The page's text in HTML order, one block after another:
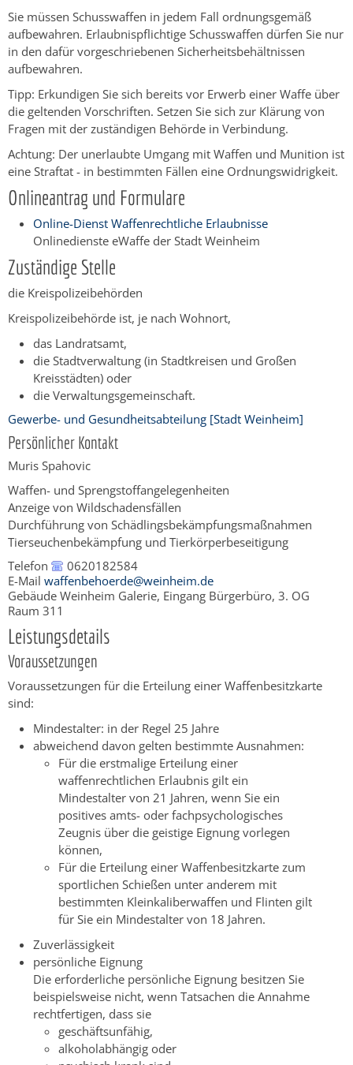
Sie müssen Schusswaffen in jedem Fall ordnungsgemäß
aufbewahren. Erlaubnispflichtige Schusswaffen dürfen Sie nur
in den dafür vorgeschriebenen Sicherheitsbehältnissen
aufbewahren.
Tipp: Erkundigen Sie sich bereits vor Erwerb einer Waffe über
die geltenden Vorschriften. Setzen Sie sich zur Klärung von
Fragen mit der zuständigen Behörde in Verbindung.
Achtung: Der unerlaubte Umgang mit Waffen und Munition ist
eine Straftat - in bestimmten Fällen eine Ordnungswidrigkeit.
Onlineantrag und Formulare
Online-Dienst Waffenrechtliche Erlaubnisse
Onlinedienste eWaffe der Stadt Weinheim
Zuständige Stelle
die Kreispolizeibehörden
Kreispolizeibehörde ist, je nach Wohnort,
das Landratsamt,
die Stadtverwaltung (in Stadtkreisen und Großen
Kreisstädten) oder
die Verwaltungsgemeinschaft.
Gewerbe- und Gesundheitsabteilung [Stadt Weinheim]
Persönlicher Kontakt
Muris Spahovic
Waffen- und Sprengstoffangelegenheiten
Anzeige von Wildschadensfällen
Durchführung von Schädlingsbekämpfungsmaßnahmen
Tierseuchenbekämpfung und Tierkörperbeseitigung
Telefon
0620182584
E-Mail waffenbehoerde@weinheim.de
Gebäude Weinheim Galerie, Eingang Bürgerbüro, 3. OG
Raum 311
Leistungsdetails
Voraussetzungen
Voraussetzungen für die Erteilung einer Waffenbesitzkarte
sind:
Mindestalter: in der Regel 25 Jahre
abweichend davon gelten bestimmte Ausnahmen:
Für die erstmalige Erteilung einer
waffenrechtlichen Erlaubnis gilt ein
Mindestalter von 21 Jahren, wenn Sie ein
positives amts- oder fachpsychologisches
Zeugnis über die geistige Eignung vorlegen
können,
Für die Erteilung einer Waffenbesitzkarte zum
sportlichen Schießen unter anderem mit
bestimmten Kleinkaliberwaffen und Flinten gilt
für Sie ein Mindestalter von 18 Jahren.
Zuverlässigkeit
persönliche Eignung
Die erforderliche persönliche Eignung besitzen Sie
beispielsweise nicht, wenn Tatsachen die Annahme
rechtfertigen, dass sie
geschäftsunfähig,
alkoholabhängig oder